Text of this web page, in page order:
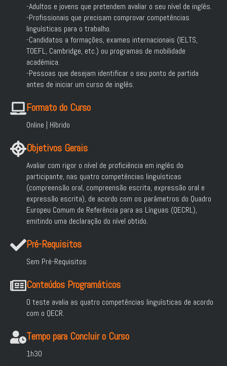
-Adultos e jovens que pretendem avaliar o seu nível de inglês.
-Profissionais que precisam comprovar competências
linguísticas para o trabalho.
-Candidatos a formações, exames internacionais (IELTS,
TOEFL, Cambridge, etc.) ou programas de mobilidade
académica.
-Pessoas que desejam identificar o seu ponto de partida
antes de iniciar um curso de inglês.
Formato do Curso
Online | Híbrido
Objetivos Gerais
Avaliar com rigor o nível de proficiência em inglês do
participante, nas quatro competências linguísticas
(compreensão oral, compreensão escrita, expressão oral e
expressão escrita), de acordo com os parâmetros do Quadro
Europeu Comum de Referência para as Línguas (QECRL),
emitindo uma declaração do nível obtido.
Pré-Requisitos
Sem Pré-Requisitos
Conteúdos Programáticos
O teste avalia as quatro competências linguísticas de acordo
com o QECR.
Tempo para Concluir o Curso
1h30